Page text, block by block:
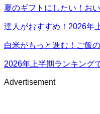
夏のギフトにしたい！お
達人がおすすめ！2026年
白米がもっと進む！ご飯
2026年上半期ランキング
Advertisement